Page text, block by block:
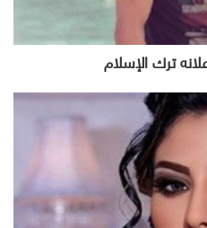
ترك الإسلام